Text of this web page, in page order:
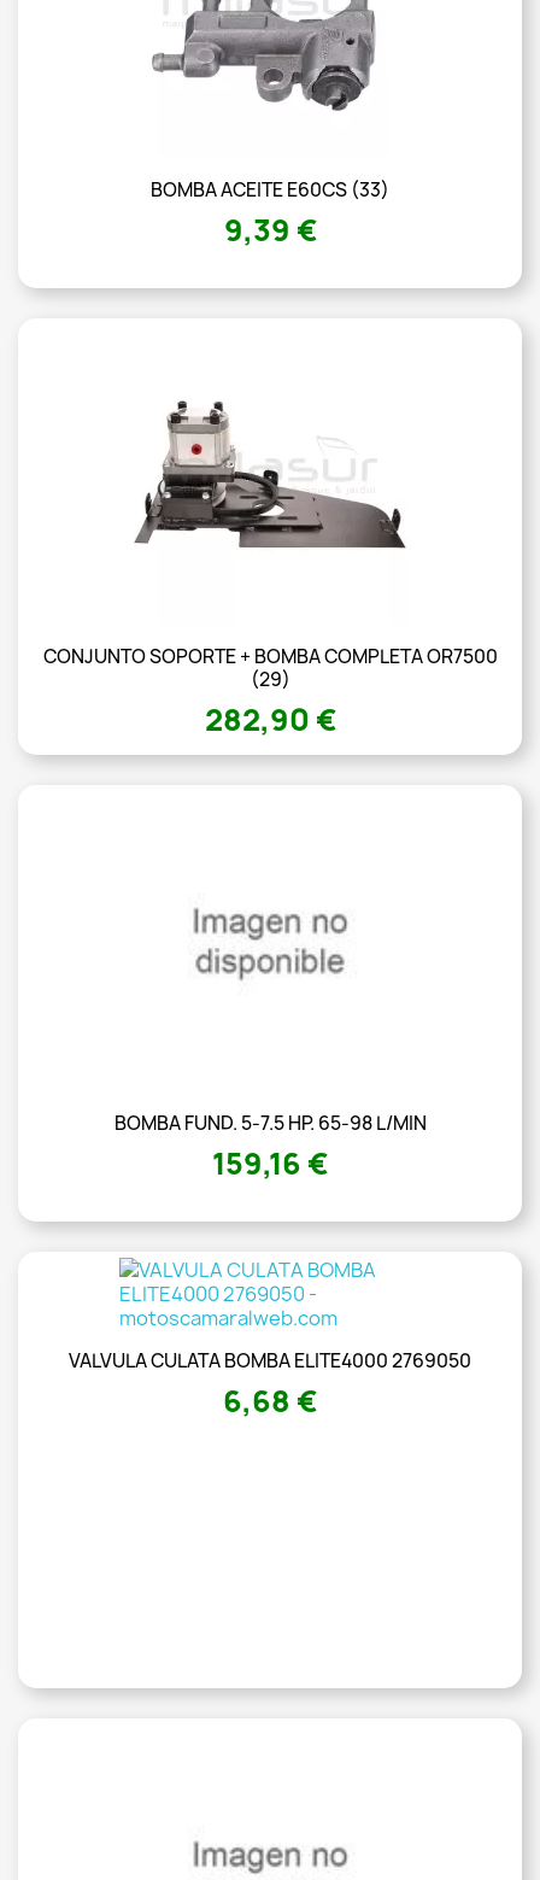
BOMBA ACEITE E60CS (33)
9,39 €
CONJUNTO SOPORTE + BOMBA COMPLETA OR7500
(29)
282,90 €
BOMBA FUND. 5-7.5 HP. 65-98 L/MIN
159,16 €
VALVULA CULATA BOMBA ELITE4000 2769050
6,68 €